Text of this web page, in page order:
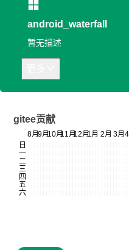
android_waterfall
暂无描述
gitee贡献